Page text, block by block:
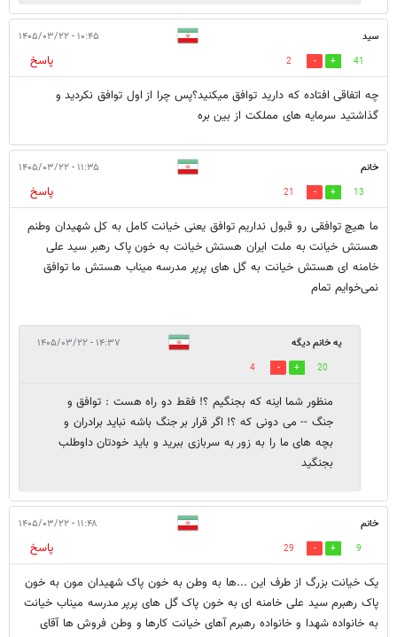
سید ۱۰:۴۵ - ۱۴۰۵/۰۳/۲۲
41
2
پاسخ
چه اتفاقی افتاده که دارید توافق میکنید؟پس چرا از اول توافق نکردید و
گذاشتید سرمایه های مملکت از بین بره
خانم ۱۱:۳۵ - ۱۴۰۵/۰۳/۲۲
13
21
پاسخ
ما هیچ توافقی رو قبول نداریم توافق یعنی خیانت کامل به کل شهیدان وطنم
هستش خیانت به ملت ایران هستش خیانت به خون پاک رهبر سید علی
خامنه ای هستش خیانت به گل های پرپر مدرسه میناب هستش ما توافق
نمی‌خوایم تمام
یه خانم دیگه ۱۴:۳۷ - ۱۴۰۵/۰۳/۲۲
20
4
منظور شما اینه که بجنگیم ؟! فقط دو راه هست : توافق و
جنگ -- می دونی که ؟! اگر قرار بر جنگ باشه نباید برادران و
بچه های ما را به زور به سربازی ببرید و باید خودتان داوطلب
بجنگید
خانم ۱۱:۴۸ - ۱۴۰۵/۰۳/۲۲
9
29
پاسخ
یک خیانت بزرگ از طرف این ...ها به وطن به خون پاک شهیدان مون به خون
پاک رهبرم سید علی خامنه ای به خون پاک گل های پرپر مدرسه میناب خیانت
به خانواده شهدا و خانواده رهبرم آهای خیانت کارها و وطن فروش ها آقای